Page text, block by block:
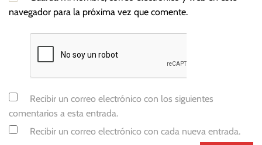
navegador para la próxima vez que comente.
Recibir un correo electrónico con los siguientes
comentarios a esta entrada.
Recibir un correo electrónico con cada nueva entrada.